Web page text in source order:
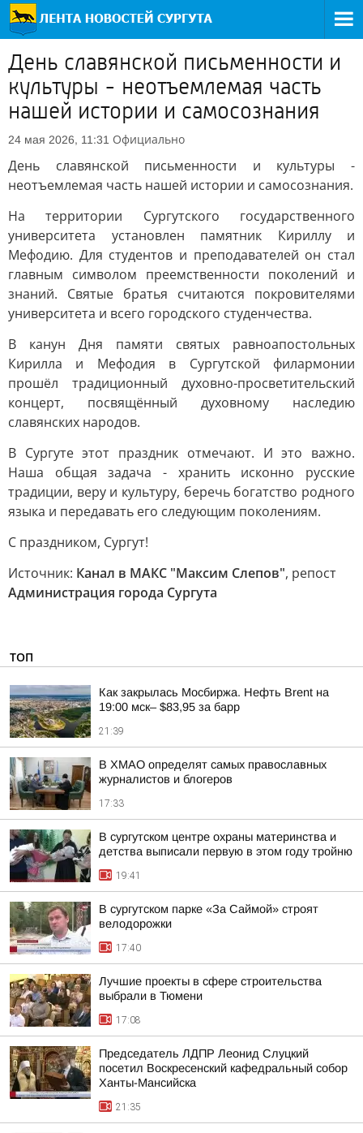
День славянской письменности и
культуры - неотъемлемая часть
нашей истории и самосознания
24 мая 2026, 11:31 Официально
День славянской письменности и культуры -
неотъемлемая часть нашей истории и самосознания.
На территории Сургутского государственного
университета установлен памятник Кириллу и
Мефодию. Для студентов и преподавателей он стал
главным символом преемственности поколений и
знаний. Святые братья считаются покровителями
университета и всего городского студенчества.
В канун Дня памяти святых равноапостольных
Кирилла и Мефодия в Сургутской филармонии
прошёл традиционный духовно-просветительский
концерт, посвящённый духовному наследию
славянских народов.
В Сургуте этот праздник отмечают. И это важно.
Наша общая задача - хранить исконно русские
традиции, веру и культуру, беречь богатство родного
языка и передавать его следующим поколениям.
С праздником, Сургут!
Источник: Канал в МАКС "Максим Слепов", репост
Администрация города Сургута
ТОП
Как закрылась Мосбиржа. Нефть Brent на
19:00 мск– $83,95 за барр
21:39
В ХМАО определят самых православных
журналистов и блогеров
17:33
В сургутском центре охраны материнства и
детства выписали первую в этом году тройню
19:41
В сургутском парке «За Саймой» строят
велодорожки
17:40
Лучшие проекты в сфере строительства
выбрали в Тюмени
17:08
Председатель ЛДПР Леонид Слуцкий
посетил Воскресенский кафедральный собор
Ханты-Мансийска
21:35